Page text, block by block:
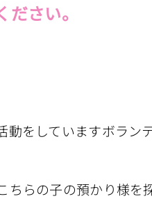
さい。
をしていますボラン
ちらの子の預かり様を